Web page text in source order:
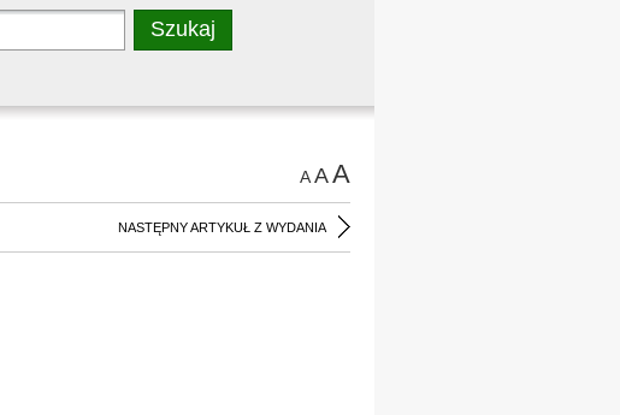
AAA
NASTĘPNY ARTYKUŁ Z WYDANIA